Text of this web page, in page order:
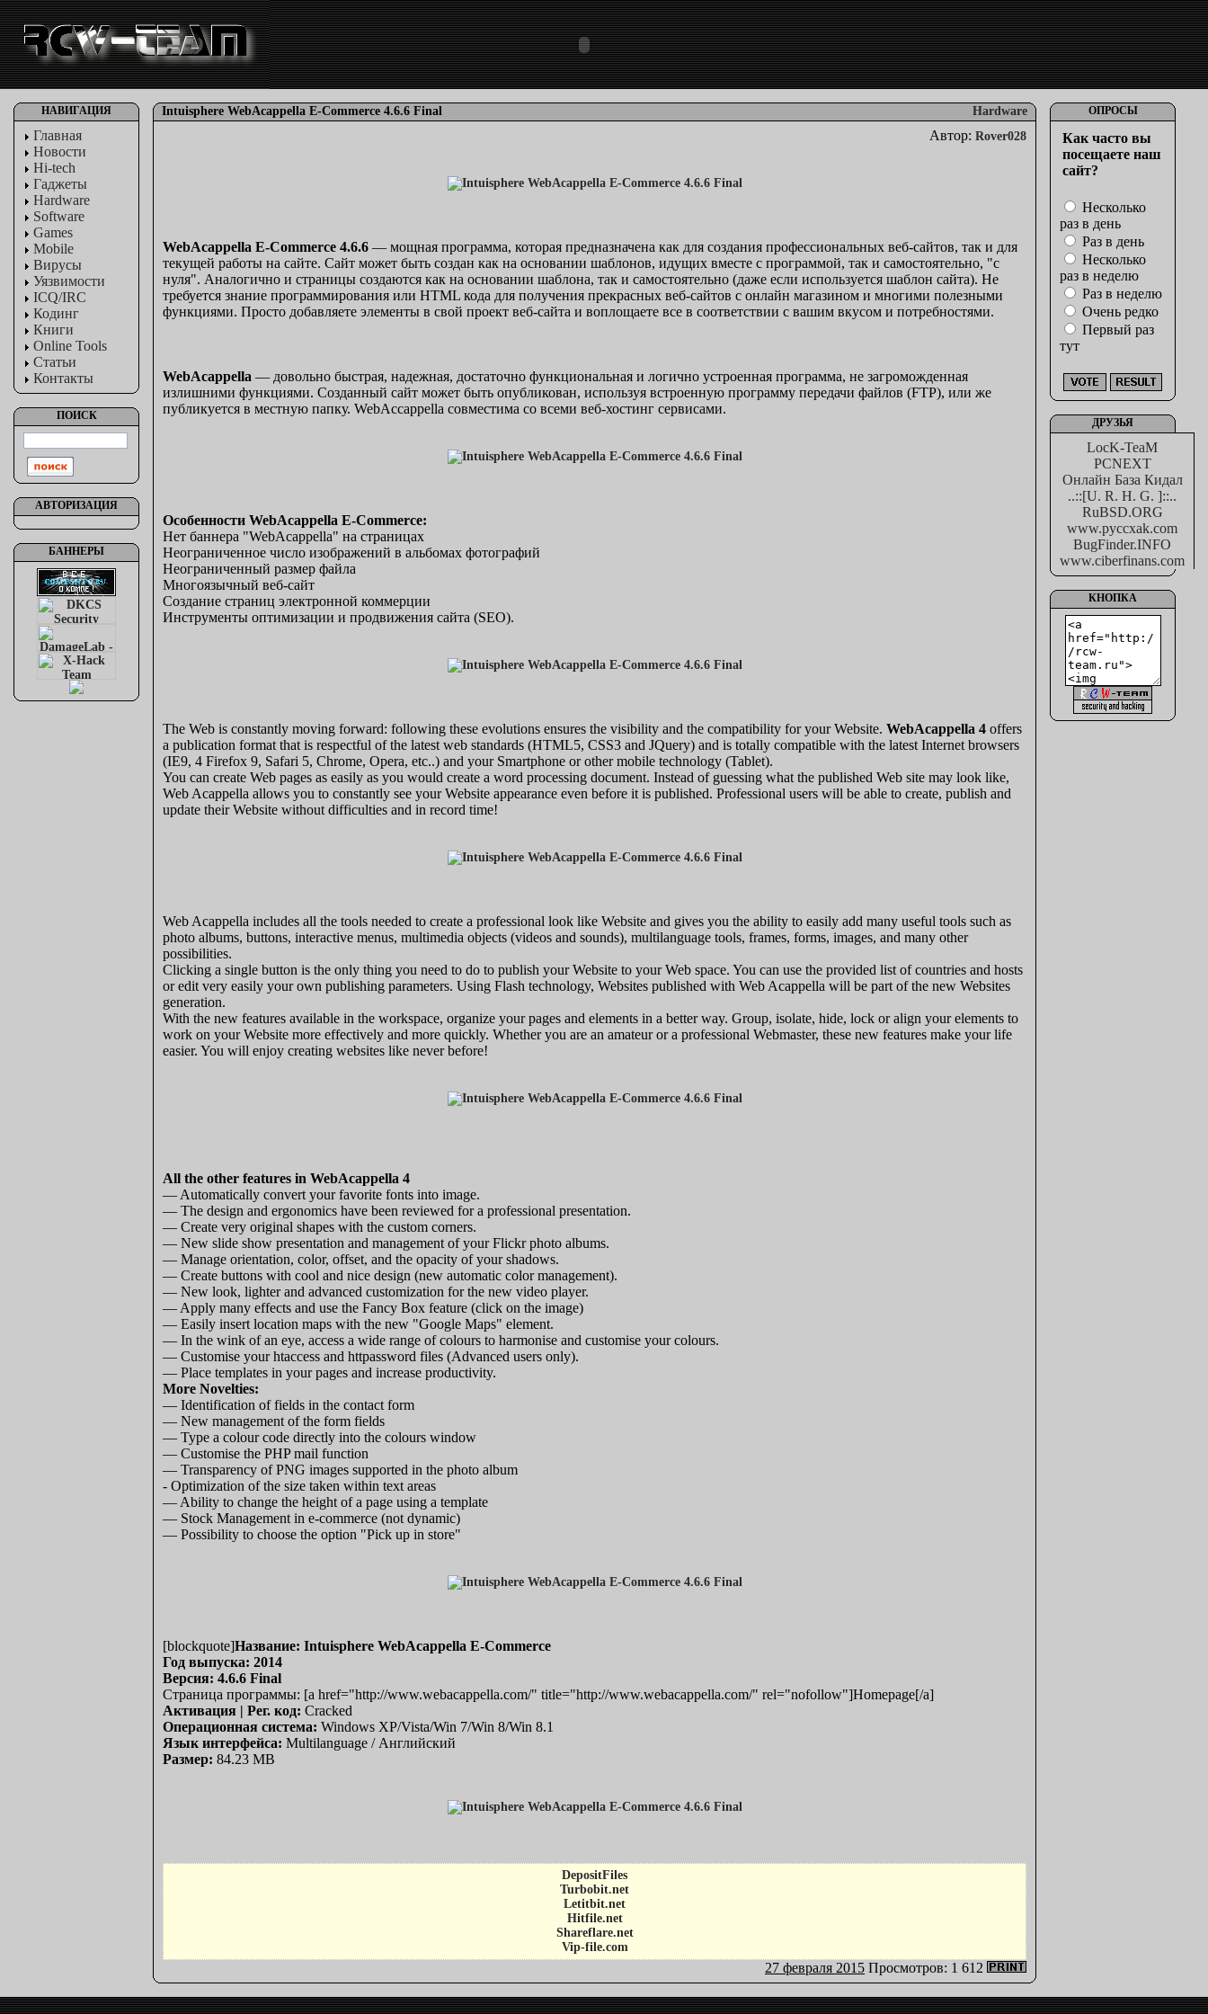
НАВИГАЦИЯ
Главная
Новости
Hi-tech
Гаджеты
Hardware
Software
Games
Mobile
Вирусы
Уязвимости
ICQ/IRC
Кодинг
Книги
Online Tools
Статьи
Контакты
ПОИСК
АВТОРИЗАЦИЯ
БАННЕРЫ
Intuisphere WebAcappella E-Commerce 4.6.6 Final Hardware
Автор: Rover028
WebAcappella E-Commerce 4.6.6 — мощная программа, которая предназначена как для создания профессиональных веб-сайтов, так и для
текущей работы на сайте. Сайт может быть создан как на основании шаблонов, идущих вместе с программой, так и самостоятельно, "с
нуля". Аналогично и страницы создаются как на основании шаблона, так и самостоятельно (даже если используется шаблон сайта). Не
требуется знание программирования или HTML кода для получения прекрасных веб-сайтов с онлайн магазином и многими полезными
функциями. Просто добавляете элементы в свой проект веб-сайта и воплощаете все в соответствии с вашим вкусом и потребностями.
WebAcappella — довольно быстрая, надежная, достаточно функциональная и логично устроенная программа, не загроможденная
излишними функциями. Созданный сайт может быть опубликован, используя встроенную программу передачи файлов (FTP), или же
публикуется в местную папку. WebAccappella совместима со всеми веб-хостинг сервисами.
Особенности WebAcappella E-Commerce:
Нет баннера "WebAcappella" на страницах
Неограниченное число изображений в альбомах фотографий
Неограниченный размер файла
Многоязычный веб-сайт
Создание страниц электронной коммерции
Инструменты оптимизации и продвижения сайта (SEO).
The Web is constantly moving forward: following these evolutions ensures the visibility and the compatibility for your Website. WebAcappella 4 offers
a publication format that is respectful of the latest web standards (HTML5, CSS3 and JQuery) and is totally compatible with the latest Internet browsers
(IE9, 4 Firefox 9, Safari 5, Chrome, Opera, etc..) and your Smartphone or other mobile technology (Tablet).
You can create Web pages as easily as you would create a word processing document. Instead of guessing what the published Web site may look like,
Web Acappella allows you to constantly see your Website appearance even before it is published. Professional users will be able to create, publish and
update their Website without difficulties and in record time!
Web Acappella includes all the tools needed to create a professional look like Website and gives you the ability to easily add many useful tools such as
photo albums, buttons, interactive menus, multimedia objects (videos and sounds), multilanguage tools, frames, forms, images, and many other
possibilities.
Clicking a single button is the only thing you need to do to publish your Website to your Web space. You can use the provided list of countries and hosts
or edit very easily your own publishing parameters. Using Flash technology, Websites published with Web Acappella will be part of the new Websites
generation.
With the new features available in the workspace, organize your pages and elements in a better way. Group, isolate, hide, lock or align your elements to
work on your Website more effectively and more quickly. Whether you are an amateur or a professional Webmaster, these new features make your life
easier. You will enjoy creating websites like never before!
All the other features in WebAcappella 4
— Automatically convert your favorite fonts into image.
— The design and ergonomics have been reviewed for a professional presentation.
— Create very original shapes with the custom corners.
— New slide show presentation and management of your Flickr photo albums.
— Manage orientation, color, offset, and the opacity of your shadows.
— Create buttons with cool and nice design (new automatic color management).
— New look, lighter and advanced customization for the new video player.
— Apply many effects and use the Fancy Box feature (click on the image)
— Easily insert location maps with the new "Google Maps" element.
— In the wink of an eye, access a wide range of colours to harmonise and customise your colours.
— Customise your htaccess and httpassword files (Advanced users only).
— Place templates in your pages and increase productivity.
More Novelties:
— Identification of fields in the contact form
— New management of the form fields
— Type a colour code directly into the colours window
— Customise the PHP mail function
— Transparency of PNG images supported in the photo album
- Optimization of the size taken within text areas
— Ability to change the height of a page using a template
— Stock Management in e-commerce (not dynamic)
— Possibility to choose the option "Pick up in store"
[blockquote]Название: Intuisphere WebAcappella E-Commerce
Год выпуска: 2014
Версия: 4.6.6 Final
Страница программы: [a href="http://www.webacappella.com/" title="http://www.webacappella.com/" rel="nofollow"]Homepage[/a]
Активация | Рег. код: Cracked
Операционная система: Windows XP/Vista/Win 7/Win 8/Win 8.1
Язык интерфейса: Multilanguage / Английский
Размер: 84.23 MB
DepositFiles
Turbobit.net
Letitbit.net
Hitfile.net
Shareflare.net
Vip-file.com
27 февраля 2015 Просмотров: 1 612
ОПРОСЫ
Как часто вы
посещаете наш
сайт?
Несколько
раз в день
Раз в день
Несколько
раз в неделю
Раз в неделю
Очень редко
Первый раз
тут
ДРУЗЬЯ
LocK-TeaM
PCNEXT
Онлайн База Кидал
..::[U. R. H. G. ]::..
RuBSD.ORG
www.pyccxak.com
BugFinder.INFO
www.ciberfinans.com
КНОПКА